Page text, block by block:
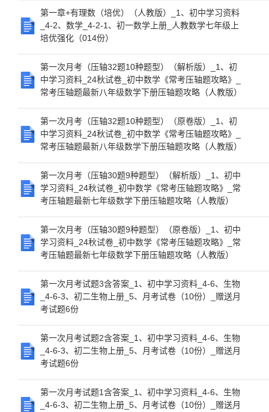
第一章+有理数（培优）（人教版）_1、初中学习资料
_4-2、数学_4-2-1、初一数学上册_人教数学七年级上
培优强化（014份）
第一次月考（压轴32题10种题型）（解析版）_1、初
中学习资料_24秋试卷_初中数学《常考压轴题攻略》_
常考压轴题最新八年级数学下册压轴题攻略（人教版）
第一次月考（压轴32题10种题型）（原卷版）_1、初
中学习资料_24秋试卷_初中数学《常考压轴题攻略》_
常考压轴题最新八年级数学下册压轴题攻略（人教版）
第一次月考（压轴30题9种题型）（解析版）_1、初中
学习资料_24秋试卷_初中数学《常考压轴题攻略》_常
考压轴题最新七年级数学下册压轴题攻略（人教版）
第一次月考（压轴30题9种题型）（原卷版）_1、初中
学习资料_24秋试卷_初中数学《常考压轴题攻略》_常
考压轴题最新七年级数学下册压轴题攻略（人教版）
第一次月考试题3含答案_1、初中学习资料_4-6、生物
_4-6-3、初二生物上册_5、月考试卷（10份）_赠送月
考试题6份
第一次月考试题2含答案_1、初中学习资料_4-6、生物
_4-6-3、初二生物上册_5、月考试卷（10份）_赠送月
考试题6份
第一次月考试题1含答案_1、初中学习资料_4-6、生物
_4-6-3、初二生物上册_5、月考试卷（10份）_赠送月